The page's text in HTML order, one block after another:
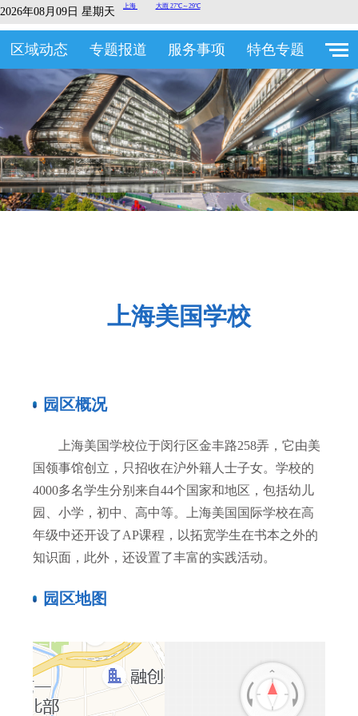
2026年08月09日 星期天
区域动态 专题报道 服务事项 特色专题
上海美国学校
园区概况
上海美国学校位于闵行区金丰路258弄，它由美
国领事馆创立，只招收在沪外籍人士子女。学校的
4000多名学生分别来自44个国家和地区，包括幼儿
园、小学，初中、高中等。上海美国国际学校在高
年级中还开设了AP课程，以拓宽学生在书本之外的
知识面，此外，还设置了丰富的实践活动。
园区地图